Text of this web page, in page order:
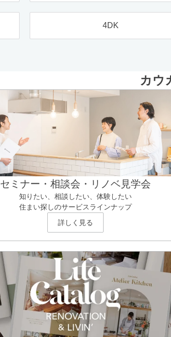
4DK
カウ
セミナー・相談会・リノベ見学会
知りたい、相談したい、体験したい
住まい探しのサービスラインナップ
詳しく見る